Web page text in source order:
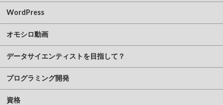
WordPress
オモシロ動画
データサイエンティストを目指して？
プログラミング開発
資格